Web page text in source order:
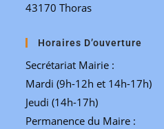
43170 Thoras
Horaires D’ouverture
Secrétariat Mairie :
Mardi (9h-12h et 14h-17h)
Jeudi (14h-17h)
Permanence du Maire :